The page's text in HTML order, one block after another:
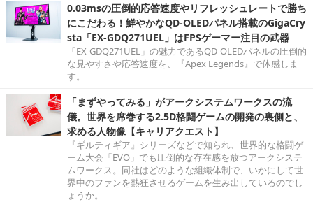
0.03msの圧倒的応答速度やリフレッシュレートで勝ち
にこだわる！鮮やかなQD-OLEDパネル搭載のGigaCry
sta「EX-GDQ271UEL」はFPSゲーマー注目の武器
「EX-GDQ271UEL」の魅力であるQD-OLEDパネルの圧倒的
な見やすさや応答速度を、『Apex Legends』で体感しま
す。
「まずやってみる」がアークシステムワークスの流
儀。世界を席巻する2.5D格闘ゲームの開発の裏側と、
求める人物像【キャリアクエスト】
『ギルティギア』シリーズなどで知られ、世界的な格闘ゲ
ーム大会「EVO」でも圧倒的な存在感を放つアークシステ
ムワークス。同社はどのような組織体制で、いかにして世
界中のファンを熱狂させるゲームを生み出しているのでし
ょうか。